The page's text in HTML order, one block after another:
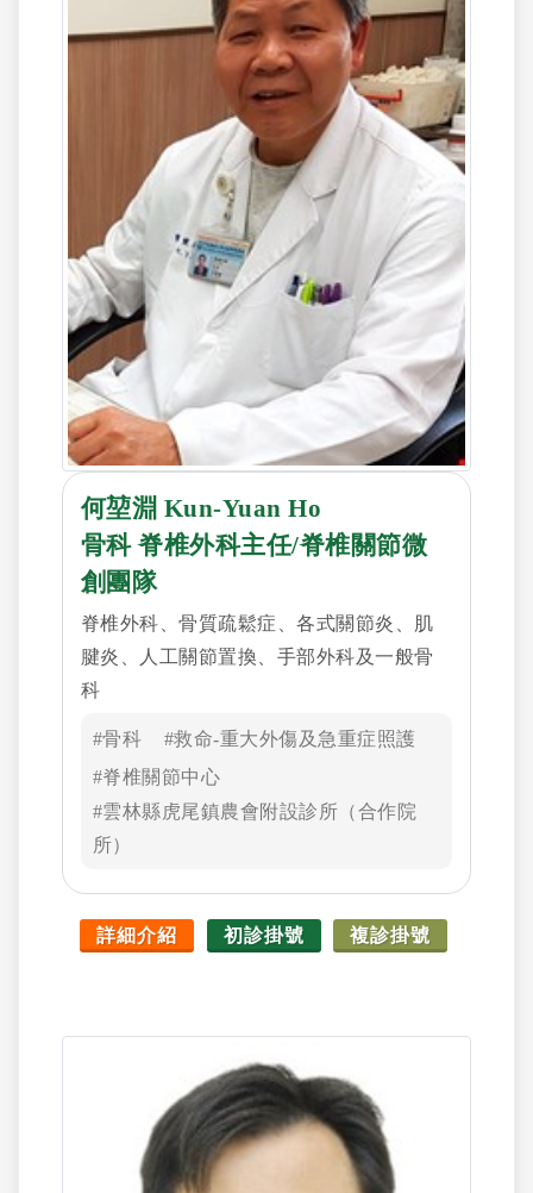
何堃淵 Kun-Yuan Ho
骨科 脊椎外科主任/脊椎關節微
創團隊
脊椎外科、骨質疏鬆症、各式關節炎、肌
腱炎、人工關節置換、手部外科及一般骨
科
#骨科
#救命-重大外傷及急重症照護
#脊椎關節中心
#雲林縣虎尾鎮農會附設診所（合作院
所）
詳細介紹 初診掛號 複診掛號